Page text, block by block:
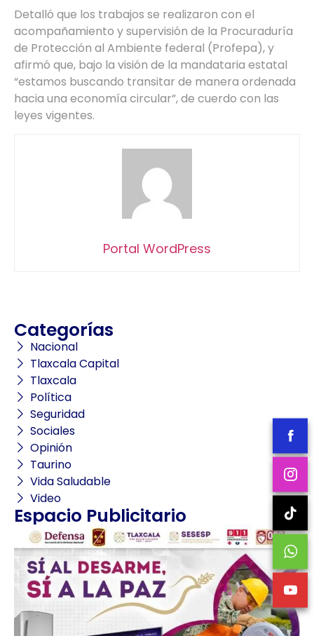
Detalló que los trabajos se realizaron con el
acompañamiento y supervisión de la Procuraduría
de Protección al Ambiente federal (Profepa), y
afirmó que, bajo la visión de la mandataria estatal
“estamos buscando transitar de manera ordenada
hacia una economía circular”, de cuerdo con las
leyes vigentes.
Portal WordPress
Categorías
Nacional
Tlaxcala Capital
Tlaxcala
Política
Seguridad
Sociales
Opinión
Taurino
Vida Saludable
Video
Espacio Publicitario